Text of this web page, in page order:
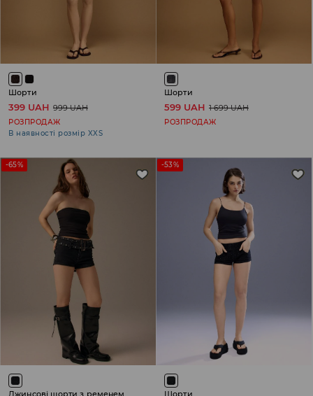
Шорти
399 UAH 999 UAH
РОЗПРОДАЖ
В наявності розмір XXS
Шорти
599 UAH 1 699 UAH
РОЗПРОДАЖ
-65%
Джинсові шорти з ременем
-53%
Шорти